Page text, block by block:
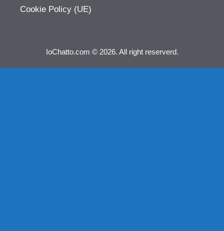
Cookie Policy (UE)
IoChatto.com © 2026. All right reserverd.